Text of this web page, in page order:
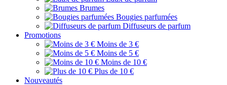
Brumes
Bougies parfumées
Diffuseurs de parfum
Promotions
Moins de 3 €
Moins de 5 €
Moins de 10 €
Plus de 10 €
Nouveautés